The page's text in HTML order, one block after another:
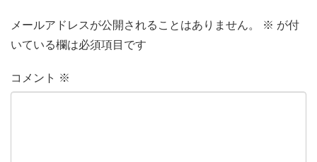
メールアドレスが公開されることはありません。 ※ が付
いている欄は必須項目です
コメント ※